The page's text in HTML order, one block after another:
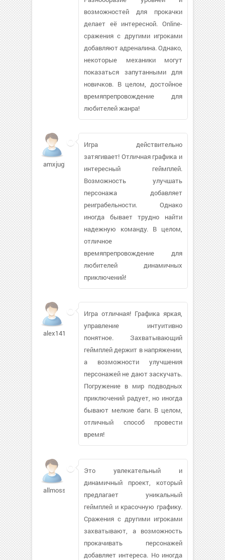
возможностей для прокачки
делает её интересной. Online-
сражения с другими игроками
добавляют адреналина. Однако,
некоторые механики могут
показаться запутанными для
новичков. В целом, достойное
времяпрепровождение для
любителей жанра!
amxjughead935
Игра действительно
затягивает! Отличная графика и
интересный геймплей.
Возможность улучшать
персонажа добавляет
реиграбельности. Однако
иногда бывает трудно найти
надежную команду. В целом,
отличное
времяпрепровождение для
любителей динамичных
приключений!
alex141288
Игра отличная! Графика яркая,
управление интуитивно
понятное. Захватывающий
геймплей держит в напряжении,
а возможности улучшения
персонажей не дают заскучать.
Погружение в мир подводных
приключений радует, но иногда
бывают мелкие баги. В целом,
отличный способ провести
время!
allmoss256
Это увлекательный и
динамичный проект, который
предлагает уникальный
геймплей и красочную графику.
Сражения с другими игроками
захватывают, а возможность
прокачивать персонажей
добавляет интереса. Но иногда